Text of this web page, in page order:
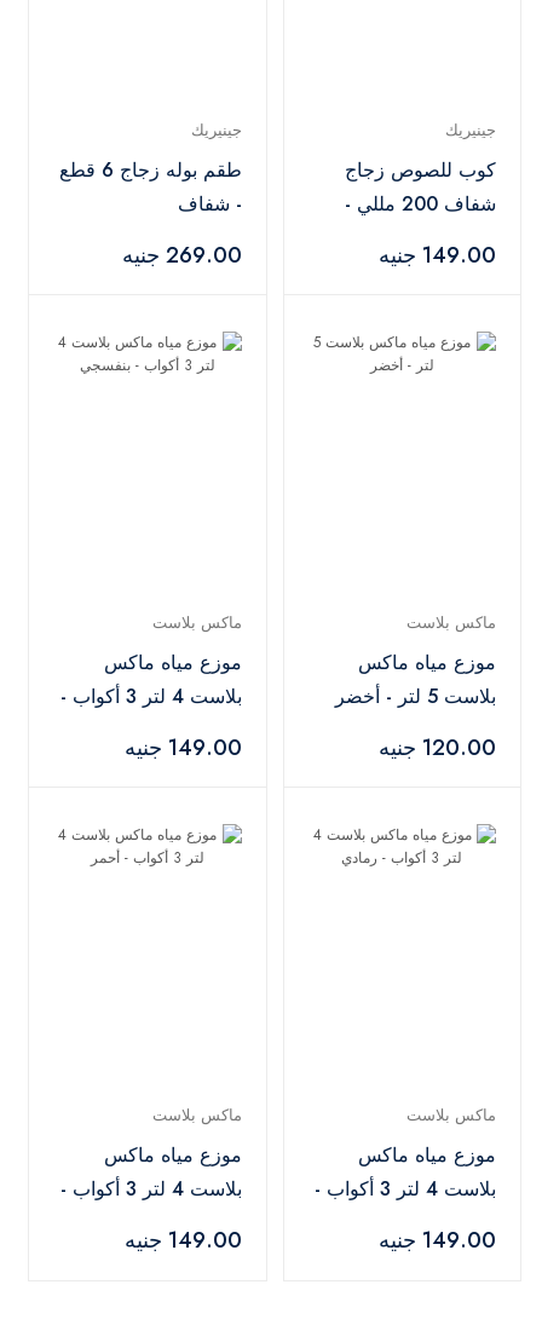
جينيريك
كوب للصوص زجاج
شفاف 200 مللي -
149.00 جنيه
جينيريك
طقم بوله زجاج 6 قطع
- شفاف
269.00 جنيه
ماكس بلاست
موزع مياه ماكس
بلاست 5 لتر - أخضر
120.00 جنيه
ماكس بلاست
موزع مياه ماكس
بلاست 4 لتر 3 أكواب -
149.00 جنيه
ماكس بلاست
موزع مياه ماكس
بلاست 4 لتر 3 أكواب -
149.00 جنيه
ماكس بلاست
موزع مياه ماكس
بلاست 4 لتر 3 أكواب -
149.00 جنيه